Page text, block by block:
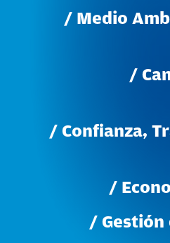
/ Medio
/
/ Confianza,
/
/ Gestión